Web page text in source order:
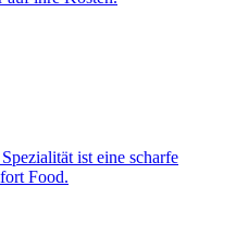
ist eine scharfe
Food.